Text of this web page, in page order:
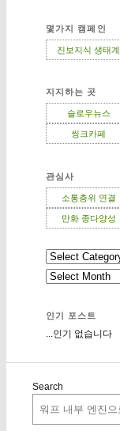
몇가지 캠페인
진보지식 생태계
지지하는 곳
슬로우뉴스
씽크카페
관심사
소통층위 연결
만화 종다양성
인기 포스트
...인기 없습니다
Search